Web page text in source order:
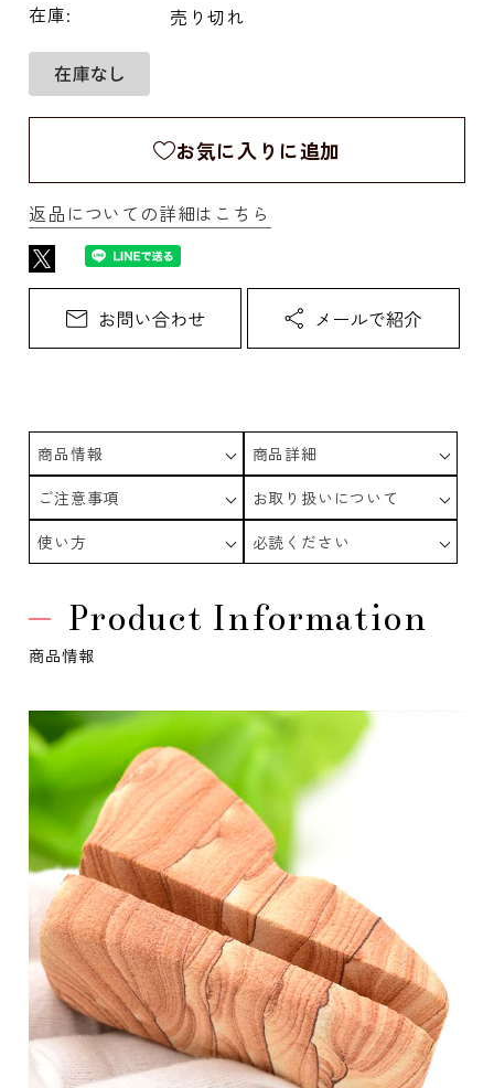
在庫:
売り切れ
お気に入りに追加
返品についての詳細はこちら
商品情報
商品詳細
ご注意事項
お取り扱いについて
使い方
必読ください
Product Information
商品情報